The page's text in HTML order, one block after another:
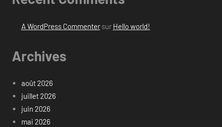
A WordPress Commentersur Hello world!
Archives
août 2026
juillet 2026
juin 2026
mai 2026